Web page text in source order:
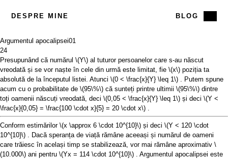
DESPRE MINE BLOG
Argumentul apocalipsei01
24
Presupunând că numărul \(Y\) al tuturor persoanelor care s-au născut
vreodată și se vor naște în cele din urmă este limitat, fie \(x\) poziția ta
absolută de la începutul listei. Atunci \(0 < \frac{x}{Y} \leq 1\) . Putem spune
acum cu o probabilitate de \(95\%\) că sunteți printre ultimii \(95\%\) dintre
toți oamenii născuți vreodată, deci \(0,05 < \frac{x}{Y} \leq 1\) și deci \(Y <
\frac{x}{0,05} = \frac{100 \cdot x}{5} = 20 \cdot x\)
Conform estimărilor \(x \approx 6 \cdot 10^{10}\) și deci \(Y < 120 \cdot
10^{10}\) . Dacă speranța de viață rămâne aceeași și numărul de oameni
care trăiesc în același timp se stabilizează, vor mai rămâne aproximativ \
(10.000\) ani pentru \(Yx = 114 \cdot 10^{10}\) . Argumentul apocalipsei este